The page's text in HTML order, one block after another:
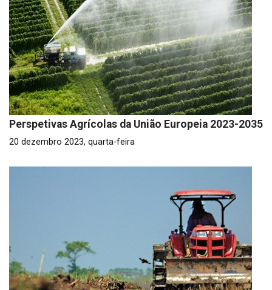
Perspetivas Agrícolas da União Europeia 2023-2035
20 dezembro 2023, quarta-feira